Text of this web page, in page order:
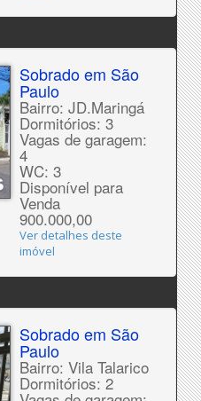
Sobrado em São
Paulo
Bairro: JD.Maringá
Dormitórios: 3
Vagas de garagem:
4
WC: 3
Disponível para
Venda
900.000,00
Ver detalhes deste
imóvel
Sobrado em São
Paulo
Bairro: Vila Talarico
Dormitórios: 2